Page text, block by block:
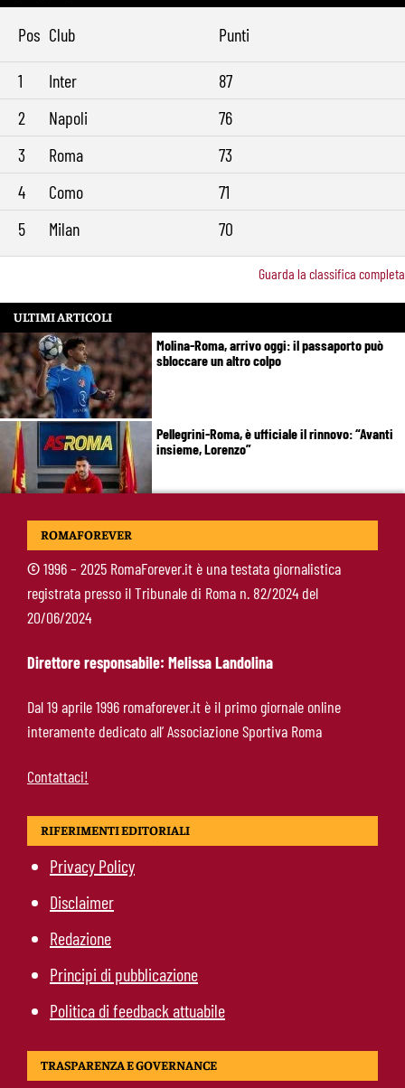
Pos Club Punti
1 Inter
87
2
Napoli
76
3
Roma
73
4
Como
71
5
Milan 70
Guarda la classifica completa
ULTIMI ARTICOLI
Molina-Roma, arrivo oggi: il passaporto può
sbloccare un altro colpo
Pellegrini-Roma, è ufficiale il rinnovo: “Avanti
insieme, Lorenzo”
Rensch-Roma, l’occasione cambia tutto:
Brighton-Roma, ultimo test per Gasperini.
Pellegrini fa le visite e torna in gruppo
ROMAFOREVER
©1996 – 2025 RomaForever.it è una testata giornalistica
registrata presso il Tribunale di Roma n. 82/2024 del
20/06/2024
Direttore responsabile: Melissa Landolina
Dal 19 aprile 1996 romaforever.it è il primo giornale online
interamente dedicato all’ Associazione Sportiva Roma
Contattaci!
RIFERIMENTI EDITORIALI
Privacy Policy
Disclaimer
Redazione
Principi di pubblicazione
Politica di feedback attuabile
TRASPARENZA E GOVERNANCE